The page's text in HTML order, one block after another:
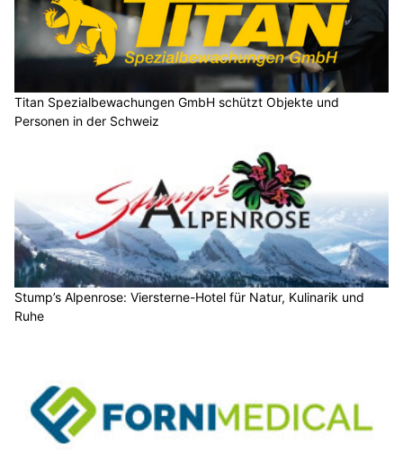
Titan Spezialbewachungen GmbH schützt Objekte und
Personen in der Schweiz
Stump’s Alpenrose: Viersterne-Hotel für Natur, Kulinarik und
Ruhe